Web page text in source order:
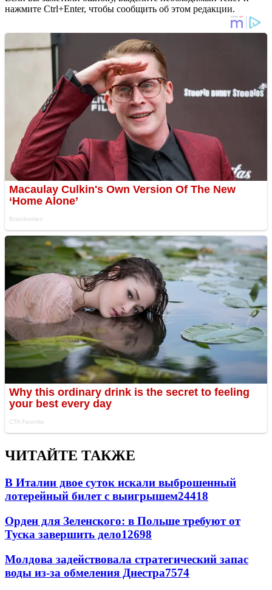
нажмите Ctrl+Enter, чтобы сообщить об этом редакции.
ЧИТАЙТЕ ТАКЖЕ
В Италии двое суток искали выброшенный
лотерейный билет с выигрышем24418
Орден для Зеленского: в Польше требуют от
Туска завершить дело12698
Молдова задействовала стратегический запас
воды из-за обмеления Днестра7574